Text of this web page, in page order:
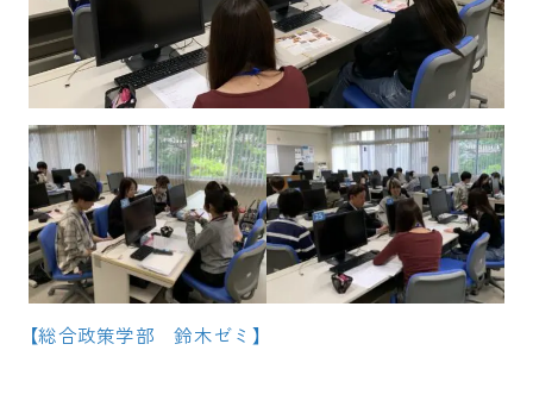
【総合政策学部　鈴木ゼミ】